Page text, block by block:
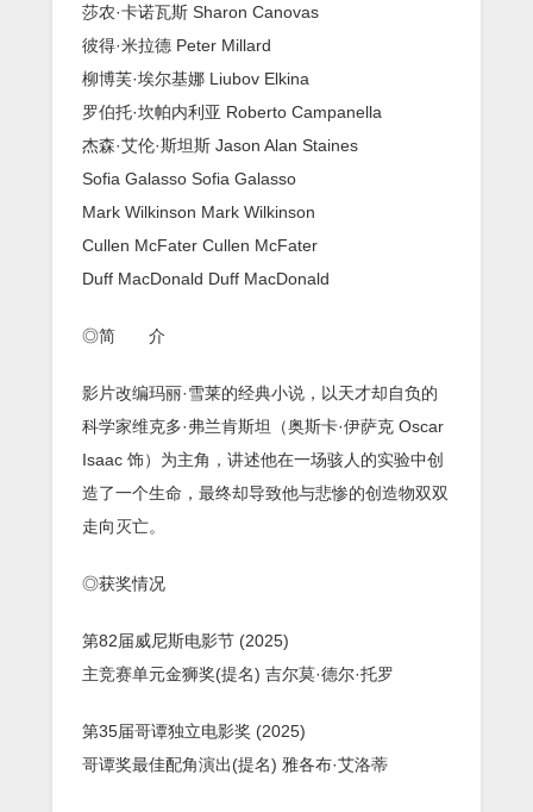
莎农·卡诺瓦斯 Sharon Canovas
彼得·米拉德 Peter Millard
柳博芙·埃尔基娜 Liubov Elkina
罗伯托·坎帕内利亚 Roberto Campanella
杰森·艾伦·斯坦斯 Jason Alan Staines
Sofia Galasso Sofia Galasso
Mark Wilkinson Mark Wilkinson
Cullen McFater Cullen McFater
Duff MacDonald Duff MacDonald
◎简 介
影片改编玛丽·雪莱的经典小说，以天才却自负的
科学家维克多·弗兰肯斯坦（奥斯卡·伊萨克 Oscar
Isaac 饰）为主角，讲述他在一场骇人的实验中创
造了一个生命，最终却导致他与悲惨的创造物双双
走向灭亡。
◎获奖情况
第82届威尼斯电影节 (2025)
主竞赛单元金狮奖(提名) 吉尔莫·德尔·托罗
第35届哥谭独立电影奖 (2025)
哥谭奖最佳配角演出(提名) 雅各布·艾洛蒂